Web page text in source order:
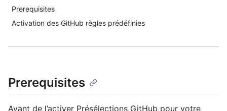
Prerequisites
Activation des GitHub règles prédéfinies
Prerequisites
Avant de l’activer Présélections GitHub pour votre